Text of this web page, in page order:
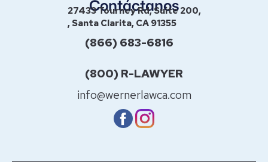
Contáctanos
27433 Tourney Rd, Suite 200,
, Santa Clarita, CA 91355
(866) 683-6816
(800) R-LAWYER
info@wernerlawca.com